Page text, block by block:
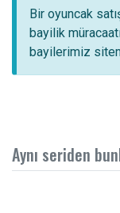
Bir oyuncak
bayilik
bayilerimiz
Aynı seriden